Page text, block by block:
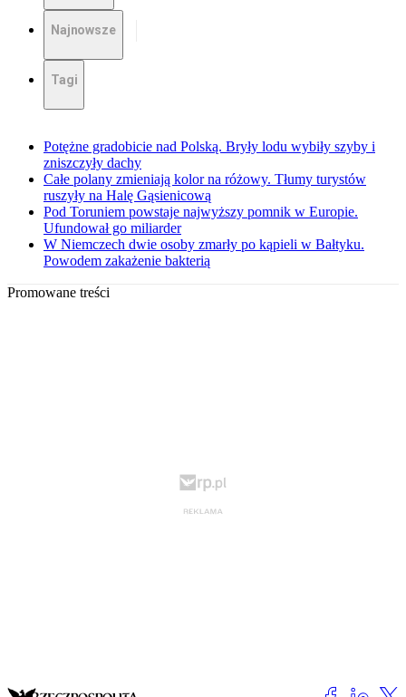
Najnowsze
Tagi
Potężne gradobicie nad Polską. Bryły lodu wybiły szyby i
zniszczyły dachy
Całe polany zmieniają kolor na różowy. Tłumy turystów
ruszyły na Halę Gąsienicową
Pod Toruniem powstaje najwyższy pomnik w Europie.
Ufundował go miliarder
W Niemczech dwie osoby zmarły po kąpieli w Bałtyku.
Powodem zakażenie bakterią
Promowane treści